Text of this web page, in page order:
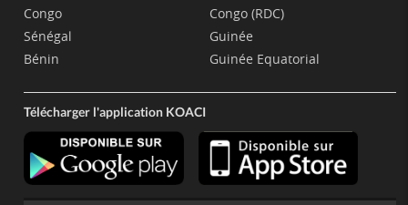
Congo
Sénégal
Bénin
Congo (RDC)
Guinée
Guinée Equatorial
Télécharger l'application KOACI